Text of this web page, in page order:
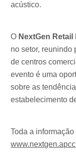
acústico.
O NextGen
no setor,
de centros
evento é uma
sobre as
estabelecimento
Toda a